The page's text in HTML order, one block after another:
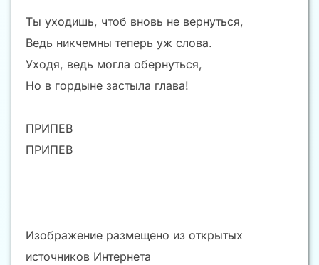
Ты уходишь, чтоб вновь не вернуться,
Ведь никчемны теперь уж слова.
Уходя, ведь могла обернуться,
Но в гордыне застыла глава!
ПРИПЕВ
ПРИПЕВ
Изображение размещено из открытых
источников Интернета